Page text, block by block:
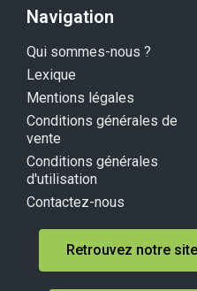
Navigation
Qui sommes-nous ?
Lexique
Mentions légales
Conditions générales de
vente
Conditions générales
d'utilisation
Contactez-nous
Retrouvez notre